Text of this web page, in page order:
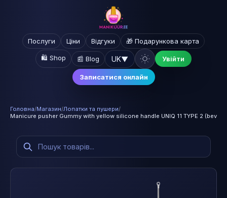
Послуги Ціни Відгуки 🎁 Подарункова карта
🛍️ Shop 📰 Blog UK▼ Увійти
Записатися онлайн
Головна/Магазин/Лопатки та пушери/
Manicure pusher Gummy with yellow silicone handle UNIQ 11 TYPE 2